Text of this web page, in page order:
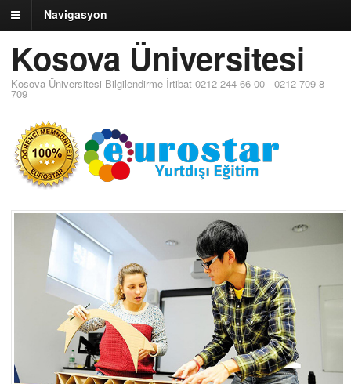
Navigasyon
Kosova Üniversitesi
Kosova Üniversitesi Bilgilendirme İrtibat 0212 244 66 00 - 0212 709 8
709